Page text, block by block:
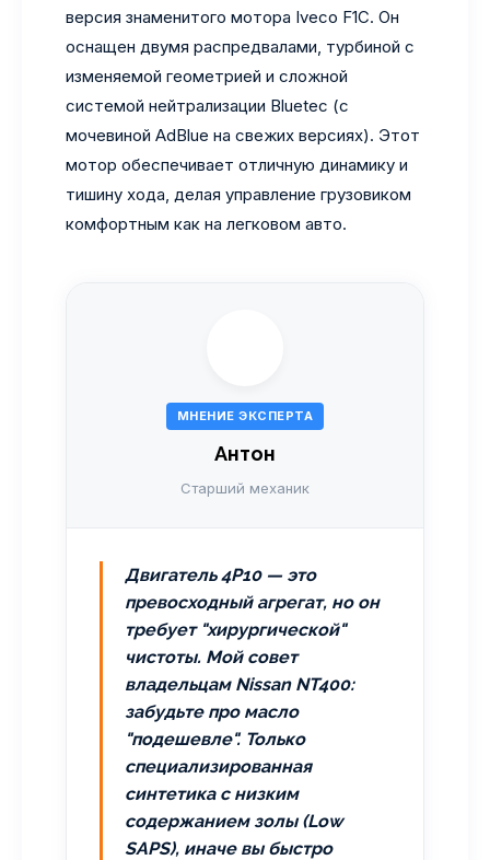
версия знаменитого мотора Iveco F1C. Он
оснащен двумя распредвалами, турбиной с
изменяемой геометрией и сложной
системой нейтрализации Bluetec (с
мочевиной AdBlue на свежих версиях). Этот
мотор обеспечивает отличную динамику и
тишину хода, делая управление грузовиком
комфортным как на легковом авто.
МНЕНИЕ ЭКСПЕРТА
Антон
Старший механик
Двигатель 4P10 — это
превосходный агрегат, но он
требует "хирургической"
чистоты. Мой совет
владельцам Nissan NT400:
забудьте про масло
"подешевле". Только
специализированная
синтетика с низким
содержанием золы (Low
SAPS), иначе вы быстро